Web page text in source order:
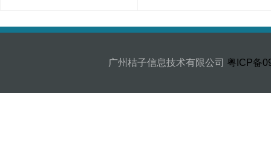
广州桔子信息技术有限公司 粤ICP备